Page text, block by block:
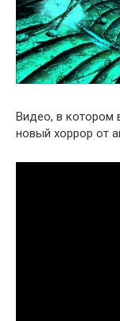
Видео, в котором
новый хоррор от